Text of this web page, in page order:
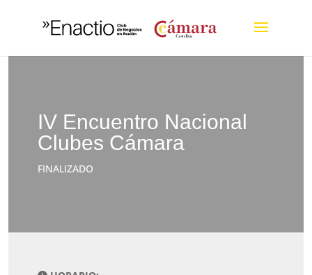
IV Encuentro Nacional
Clubes Cámara
FINALIZADO